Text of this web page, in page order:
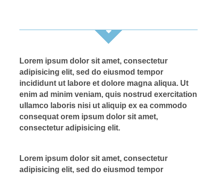
Lorem ipsum dolor sit amet, consectetur
adipisicing elit, sed do eiusmod tempor
incididunt ut labore et dolore magna aliqua. Ut
enim ad minim veniam, quis nostrud exercitation
ullamco laboris nisi ut aliquip ex ea commodo
consequat orem ipsum dolor sit amet,
consectetur adipisicing elit.
Lorem ipsum dolor sit amet, consectetur
adipisicing elit, sed do eiusmod tempor